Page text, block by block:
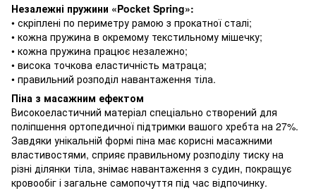
Незалежні пружини «Pocket Spring»:
• скріплені по периметру рамою з прокатної сталі;
• кожна пружина в окремому текстильному мішечку;
• кожна пружина працює незалежно;
• висока точкова еластичність матраца;
• правильний розподіл навантаження тіла.
Піна з масажним ефектом
Високоеластичний матеріал спеціально створений для
поліпшення ортопедичної підтримки вашого хребта на 27%.
Завдяки унікальній формі піна має корисні масажними
властивостями, сприяє правильному розподілу тиску на
різні ділянки тіла, знімає навантаження з судин, покращує
кровообіг і загальне самопочуття під час відпочинку.